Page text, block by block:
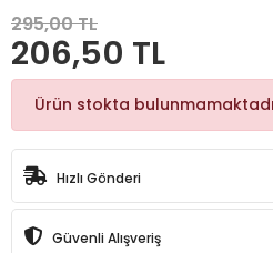
295,00 TL
206,50 TL
Ürün stokta
Hızlı Gönderi
Güvenli Alışveriş